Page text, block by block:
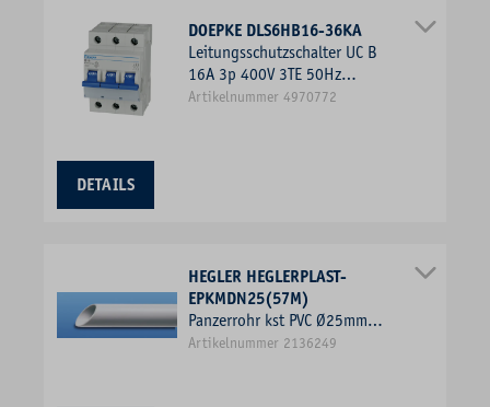
DOEPKE DLS6HB16-36KA
Leitungsschutzschalter UC B
16A 3p 400V 3TE 50Hz
Zusatzeinrichtungen möglich
Artikelnummer 4970772
DETAILS
HEGLER HEGLERPLAST-
EPKMDN25(57M)
Panzerrohr kst PVC Ø25mm
EPKM 3Kl gr flammwidrig
Artikelnummer 2136249